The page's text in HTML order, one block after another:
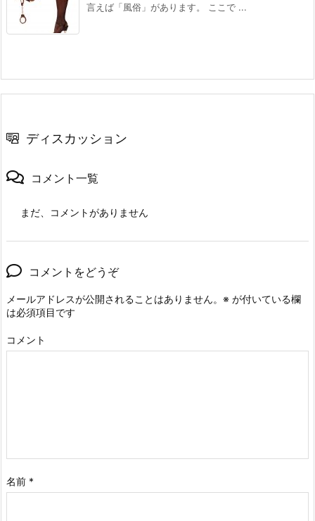
言えば「風俗」があります。 ここで ...
ディスカッション
コメント一覧
まだ、コメントがありません
コメントをどうぞ
メールアドレスが公開されることはありません。 ※ が付いている欄
は必須項目です
コメント
名前 *